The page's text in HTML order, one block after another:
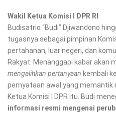
Wakil Ketua Komisi I DPR RI
Budisatrio “Budi” Djiwandono
tugasnya sebagai pimpinan
pertahanan, luar negeri, dan
Rakyat. Menanggapi kabar akan
mengalihkan pertanyaan kembali
pernyataan awal yang
Ketua Komisi I DPR itu. Budi
informasi resmi mengenai